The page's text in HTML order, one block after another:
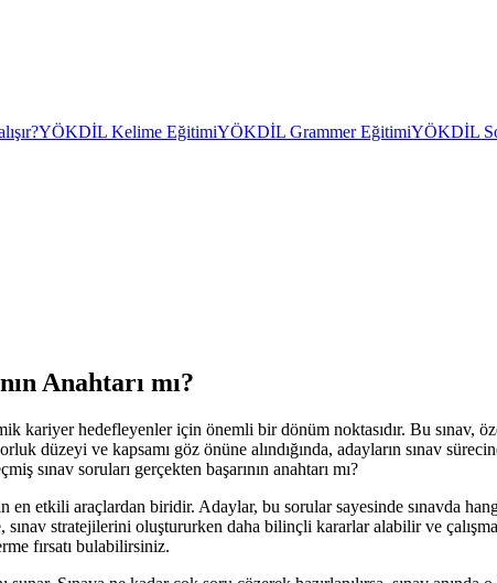
YÖKDİL Kelime EğitimiYÖKDİL Grammer EğitimiYÖKDİL
Anahtarı mı?
kariyer hedefleyenler için önemli bir dönüm noktasıdır. Bu sınav,
düzeyi ve kapsamı göz önüne alındığında, adayların sınav
sınav soruları gerçekten başarının anahtarı mı?
en etkili araçlardan biridir. Adaylar, bu sorular sayesinde sınavda
stratejilerini oluştururken daha bilinçli kararlar alabilir ve
fırsatı bulabilirsiniz.